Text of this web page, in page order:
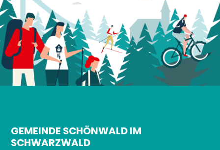
GEMEINDE SCHÖNWALD IM
SCHWARZWALD